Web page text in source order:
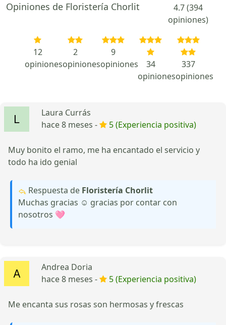
Opiniones de Floristería Chorlit
4.7 (394
opiniones)
12
opiniones
2
opiniones
9
opiniones
34
opiniones
337
opiniones
Laura Currás
hace 8 meses -
5 (Experiencia positiva)
Muy bonito el ramo, me ha encantado el servicio y
todo ha ido genial
Respuesta de Floristería Chorlit
Muchas gracias ☺️ gracias por contar con
nosotros 🩷
Andrea Doria
hace 8 meses -
5 (Experiencia positiva)
Me encanta sus rosas son hermosas y frescas